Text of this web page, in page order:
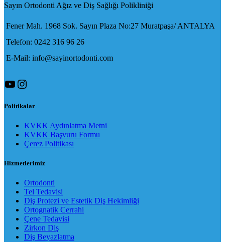
Sayın Ortodonti Ağız ve Diş Sağlığı Polikliniği
Fener Mah. 1968 Sok. Sayın Plaza No:27 Muratpaşa/ ANTALYA
Telefon: 0242 316 96 26
E-Mail: info@sayinortodonti.com
YouTube
Instagram
Politikalar
KVKK Aydınlatma Metni
KVKK Başvuru Formu
Çerez Politikası
Hizmetlerimiz
Ortodonti
Tel Tedavisi
Diş Protezi ve Estetik Diş Hekimliği
Ortognatik Cerrahi
Çene Tedavisi
Zirkon Diş
Diş Beyazlatma